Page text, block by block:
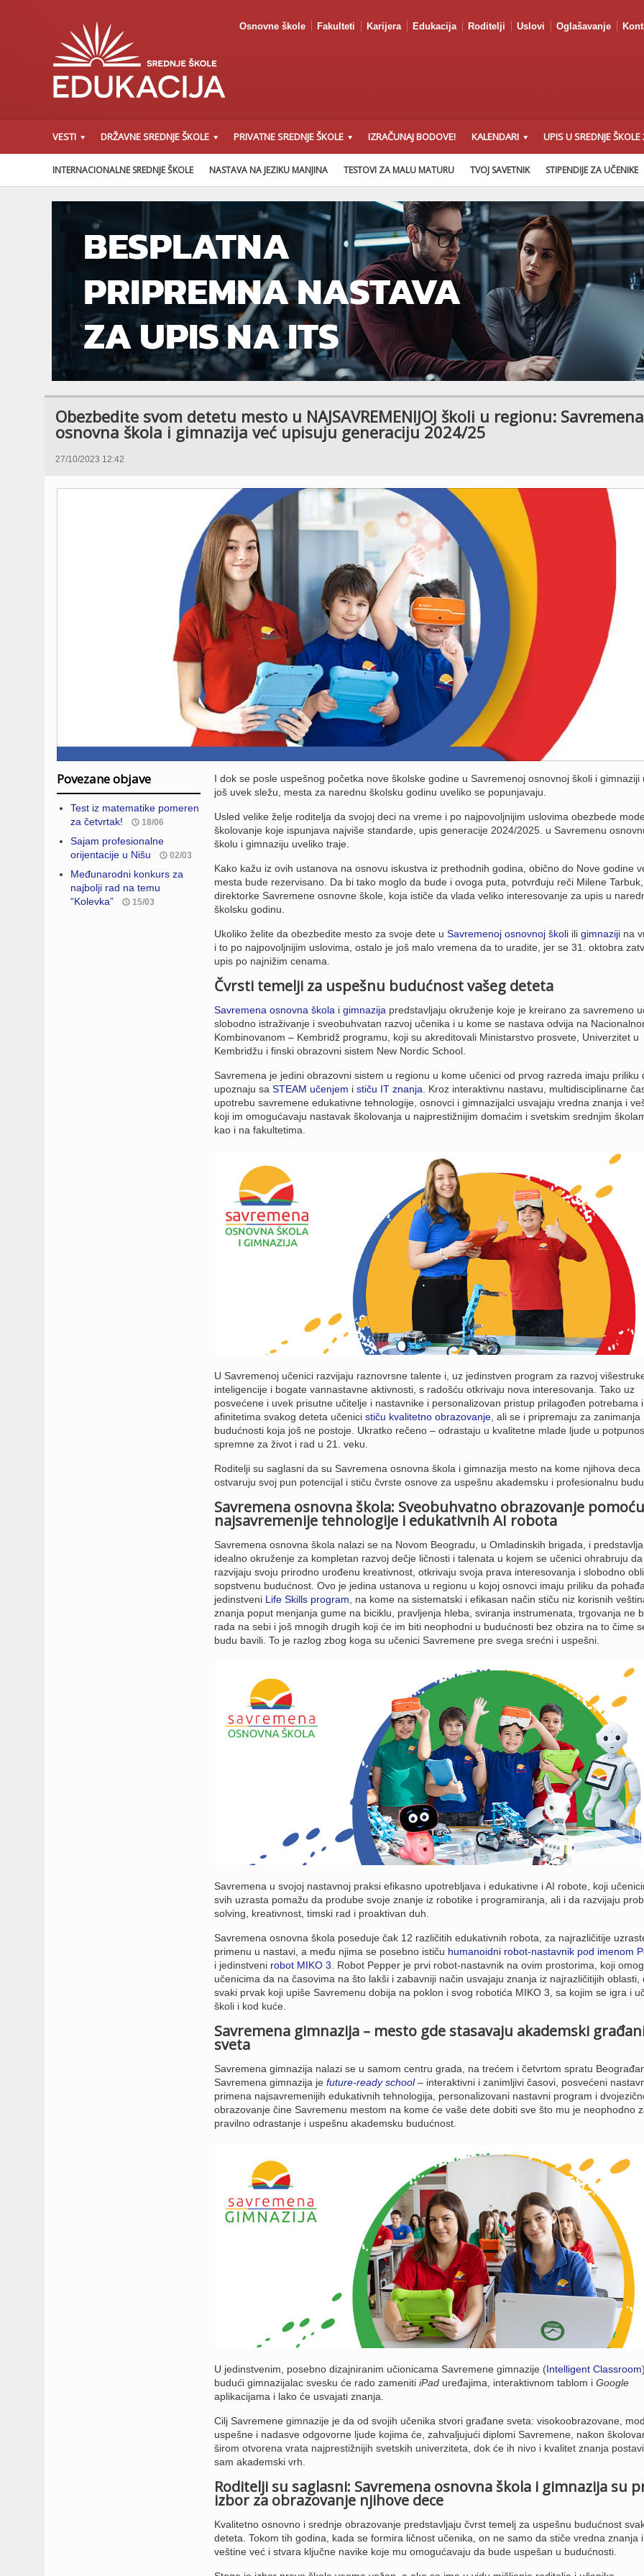
Osnovne škole Fakulteti Karijera Edukacija Roditelji Uslovi Oglašavanje
VESTI DRŽAVNE SREDNJE ŠKOLE PRIVATNE SREDNJE ŠKOLE IZRAČUNAJ BODOVE! KALENDARI UPIS U SREDNJE
INTERNACIONALNE SREDNJE ŠKOLE NASTAVA NA JEZIKU MANJINA TESTOVI ZA MALU MATURU TVOJ SAVETNIK STIPENDIJE ZA UČENIKE
Obezbedite svom detetu mesto u NAJSAVREMENIJOJ školi u regionu: Savremena
osnovna škola i gimnazija već upisuju generaciju 2024/25
27/10/2023 12:42
Povezane objave
Test iz matematike pomeren
za četvrtak!
18/06
Sajam profesionalne
orijentacije u Nišu
02/03
Međunarodni konkurs za
najbolјi rad na temu
“Kolevka”
15/03
I dok se posle uspešnog početka nove školske godine u Savremenoj osnovnoj školi i gimnaziji
još uvek sležu, mesta za narednu školsku godinu uveliko se popunjavaju.
Usled velike želje roditelja da svojoj deci na vreme i po najpovoljnijim uslovima obezbede
školovanje koje ispunjava najviše standarde, upis generacije 2024/2025. u Savremenu
školu i gimnaziju uveliko traje.
Kako kažu iz ovih ustanova na osnovu iskustva iz prethodnih godina, obično do Nove godine
mesta bude rezervisano. Da bi tako moglo da bude i ovoga puta, potvrđuju reči Milene Tarbuk,
direktorke Savremene osnovne škole, koja ističe da vlada veliko interesovanje za upis u
školsku godinu.
Ukoliko želite da obezbedite mesto za svoje dete u Savremenoj osnovnoj školiili gimnazijina
i to po najpovoljnijim uslovima, ostalo je još malo vremena da to uradite, jer se 31. oktobra
upis po najnižim cenama.
Čvrsti temelji za uspešnu budućnost vašeg deteta
Savremena osnovna škola i gimnazija predstavljaju okruženje koje je kreirano za savremeno
slobodno istraživanje i sveobuhvatan razvoj učenika i u kome se nastava odvija na
Kombinovanom – Kembridž programu, koji su akreditovali Ministarstvo prosvete, Univerzitet u
Kembridžu i finski obrazovni sistem New Nordic School.
Savremena je jedini obrazovni sistem u regionu u kome učenici od prvog razreda imaju priliku
upoznaju sa STEAM učenjem i stiču IT znanja . Kroz interaktivnu nastavu, multidisciplinarne
upotrebu savremene edukativne tehnologije, osnovci i gimnazijalci usvajaju vredna znanja i
koji im omogućavaju nastavak školovanja u najprestižnijim domaćim i svetskim srednjim
kao i na fakultetima.
U Savremenoj učenici razvijaju raznovrsne talente i, uz jedinstven program za razvoj
inteligencije i bogate vannastavne aktivnosti, s radošću otkrivaju nova interesovanja. Tako uz
posvećene i uvek prisutne učitelje i nastavnike i personalizovan pristup prilagođen potrebama i
afinitetima svakog deteta učenici stiču kvalitetno obrazovanje, ali se i pripremaju za zanimanja
budućnosti koja još ne postoje. Ukratko rečeno – odrastaju u kvalitetne mlade ljude u
spremne za život i rad u 21. veku.
Roditelji su saglasni da su Savremena osnovna škola i gimnazija mesto na kome njihova deca
ostvaruju svoj pun potencijal i stiču čvrste osnove za uspešnu akademsku i profesionalnu
Savremena osnovna škola: Sveobuhvatno obrazovanje pomoću
najsavremenije tehnologije i edukativnih AI robota
Savremena osnovna škola nalazi se na Novom Beogradu, u Omladinskih brigada, i predstavlja
idealno okruženje za kompletan razvoj dečje ličnosti i talenata u kojem se učenici ohrabruju da
razvijaju svoju prirodno urođenu kreativnost, otkrivaju svoja prava interesovanja i slobodno
sopstvenu budućnost. Ovo je jedina ustanova u regionu u kojoj osnovci imaju priliku da
jedinstveni Life Skills program , na kome na sistematski i efikasan način stiču niz korisnih
znanja poput menjanja gume na biciklu, pravljenja hleba, sviranja instrumenata, trgovanja ne
rada na sebi i još mnogih drugih koji će im biti neophodni u budućnosti bez obzira na to čime
budu bavili. To je razlog zbog koga su učenici Savremene pre svega srećni i uspešni.
Savremena u svojoj nastavnoj praksi efikasno upotrebljava i edukativne i AI robote, koji
svih uzrasta pomažu da prodube svoje znanje iz robotike i programiranja, ali i da razvijaju
solving, kreativnost, timski rad i proaktivan duh.
Savremena osnovna škola poseduje čak 12 različitih edukativnih robota, za najrazličitije
primenu u nastavi, a među njima se posebno ističu humanoidni robot-nastavnik pod imenom
i jedinstveni robot MIKO 3 . Robot Pepper je prvi robot-nastavnik na ovim prostorima, koji
učenicima da na časovima na što lakši i zabavniji način usvajaju znanja iz najrazličitijih oblasti,
svaki prvak koji upiše Savremenu dobija na poklon i svog robotića MIKO 3, sa kojim se igra i
školi i kod kuće.
Savremena gimnazija – mesto gde stasavaju akademski
sveta
Savremena gimnazija nalazi se u samom centru grada, na trećem i četvrtom spratu
Savremena gimnazija je future-ready school– interaktivni i zanimljivi časovi, posvećeni
primena najsavremenijih edukativnih tehnologija, personalizovani nastavni program i
obrazovanje čine Savremenu mestom na kome će vaše dete dobiti sve što mu je neophodno
pravilno odrastanje i uspešnu akademsku budućnost.
U jedinstvenim, posebno dizajniranim učionicama Savremene gimnazije (Intelligent Classroom
budući gimnazijalac svesku će rado zameniti iPaduređajima, interaktivnom tablom i Google
aplikacijama i lako će usvajati znanja.
Cilj Savremene gimnazije je da od svojih učenika stvori građane sveta: visokoobrazovane,
uspešne i nadasve odgovorne ljude kojima će, zahvaljujući diplomi Savremene, nakon
širom otvorena vrata najprestižnijih svetskih univerziteta, dok će ih nivo i kvalitet znanja
sam akademski vrh.
Roditelji su saglasni: Savremena osnovna škola i gimnazija su
izbor za obrazovanje njihove dece
Kvalitetno osnovno i srednje obrazovanje predstavljaju čvrst temelj za uspešnu budućnost
deteta. Tokom tih godina, kada se formira ličnost učenika, on ne samo da stiče vredna znanja i
veštine već i stvara ključne navike koje mu omogućavaju da bude uspešan u budućnosti.